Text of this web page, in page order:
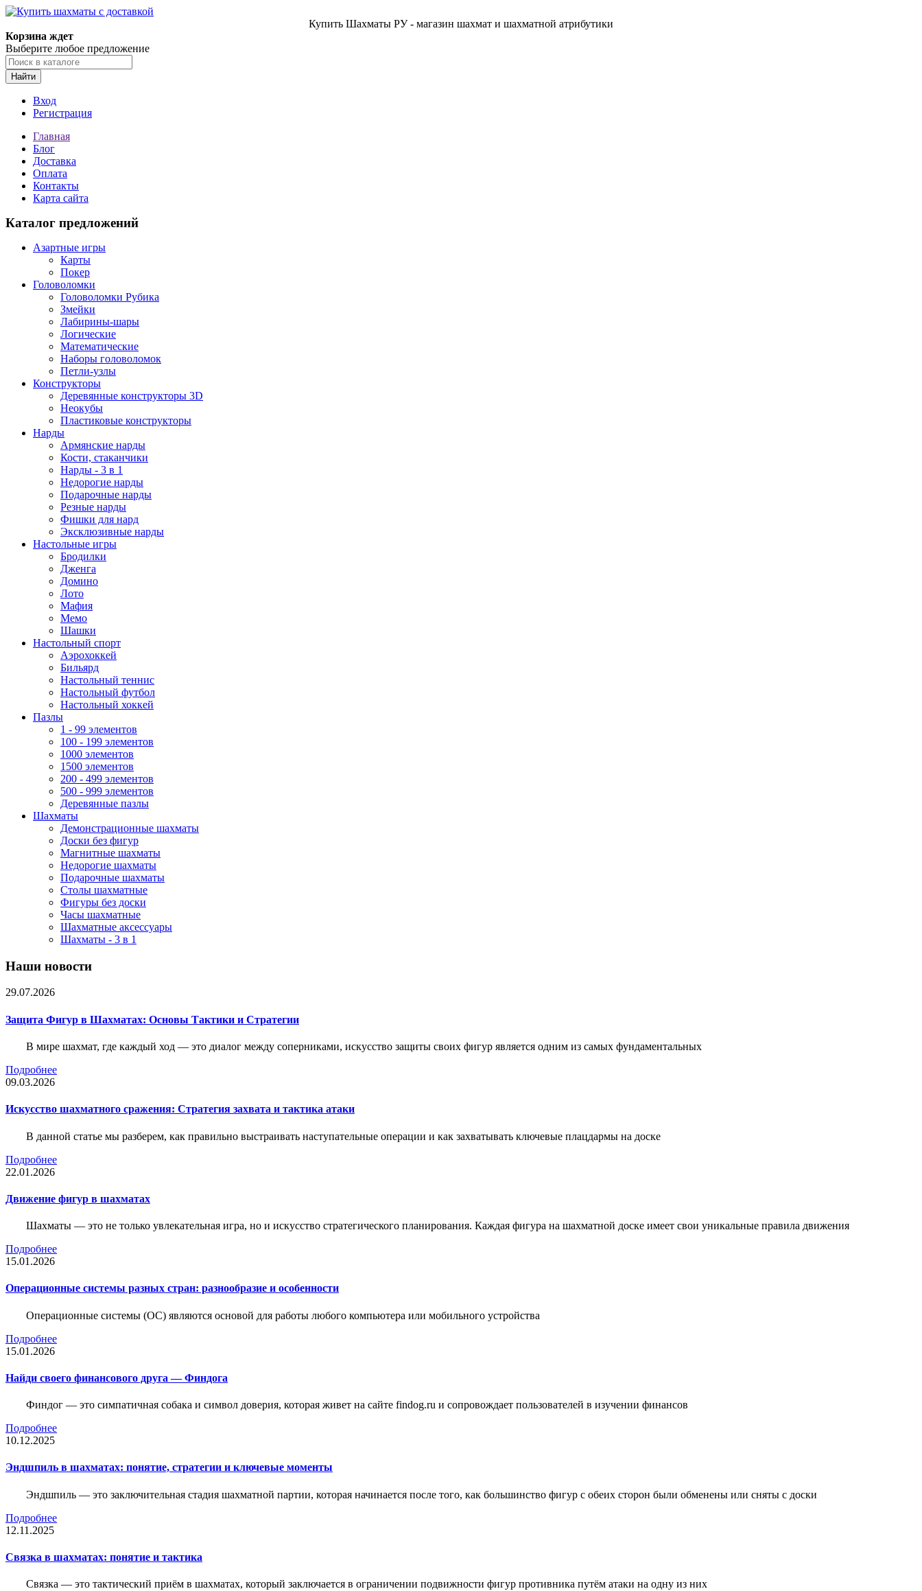
Купить Шахматы РУ - магазин шахмат и шахматной атрибутики
Корзина ждет
Выберите любое предложение
Найти
Вход
Регистрация
Главная
Блог
Доставка
Оплата
Контакты
Карта сайта
Каталог предложений
Азартные игры
Карты
Покер
Головоломки
Головоломки Рубика
Змейки
Лабирины-шары
Логические
Математические
Наборы головоломок
Петли-узлы
Конструкторы
Деревянные конструкторы 3D
Неокубы
Пластиковые конструкторы
Нарды
Армянские нарды
Кости, стаканчики
Нарды - 3 в 1
Недорогие нарды
Подарочные нарды
Резные нарды
Фишки для нард
Эксклюзивные нарды
Настольные игры
Бродилки
Дженга
Домино
Лото
Мафия
Мемо
Шашки
Настольный спорт
Аэрохоккей
Бильярд
Настольный теннис
Настольный футбол
Настольный хоккей
Пазлы
1 - 99 элементов
100 - 199 элементов
1000 элементов
1500 элементов
200 - 499 элементов
500 - 999 элементов
Деревянные пазлы
Шахматы
Демонстрационные шахматы
Доски без фигур
Магнитные шахматы
Недорогие шахматы
Подарочные шахматы
Столы шахматные
Фигуры без доски
Часы шахматные
Шахматные аксессуары
Шахматы - 3 в 1
Наши новости
29.07.2026
Защита Фигур в Шахматах: Основы Тактики и Стратегии
В мире шахмат, где каждый ход — это диалог между соперниками, искусство защиты своих фигур является одним из самых фундаментальных
Подробнее
09.03.2026
Искусство шахматного сражения: Стратегия захвата и тактика атаки
В данной статье мы разберем, как правильно выстраивать наступательные операции и как захватывать ключевые плацдармы на доске
Подробнее
22.01.2026
Движение фигур в шахматах
Шахматы — это не только увлекательная игра, но и искусство стратегического планирования. Каждая фигура на шахматной доске имеет свои уникальные правила движения
Подробнее
15.01.2026
Операционные системы разных стран: разнообразие и особенности
Операционные системы (ОС) являются основой для работы любого компьютера или мобильного устройства
Подробнее
15.01.2026
Найди своего финансового друга — Финдога
Финдог — это симпатичная собака и символ доверия, которая живет на сайте findog.ru и сопровождает пользователей в изучении финансов
Подробнее
10.12.2025
Эндшпиль в шахматах: понятие, стратегии и ключевые моменты
Эндшпиль — это заключительная стадия шахматной партии, которая начинается после того, как большинство фигур с обеих сторон были обменены или сняты с доски
Подробнее
12.11.2025
Связка в шахматах: понятие и тактика
Связка — это тактический приём в шахматах, который заключается в ограничении подвижности фигур противника путём атаки на одну из них